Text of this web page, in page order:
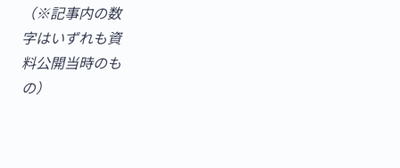
（※記事内の数
字はいずれも資
料公開当時のも
の）